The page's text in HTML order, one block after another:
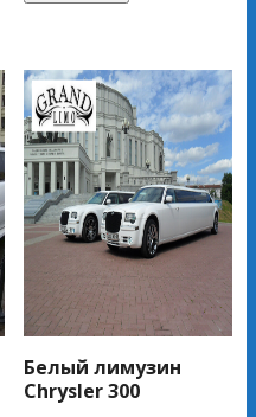
Белый лимузин
Chrysler 300